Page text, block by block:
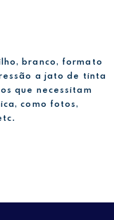
branco, formato
a jato de tinta
que necessitam
como fotos,